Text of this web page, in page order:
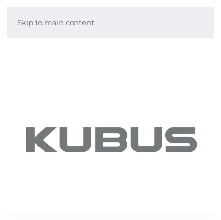
Skip to main content